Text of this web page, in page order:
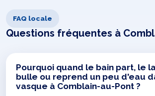
FAQ locale
Questions fréquentes à
Pourquoi quand le bain part, le
bulle ou reprend un peu d'eau
vasque à Comblain-au-Pont ?